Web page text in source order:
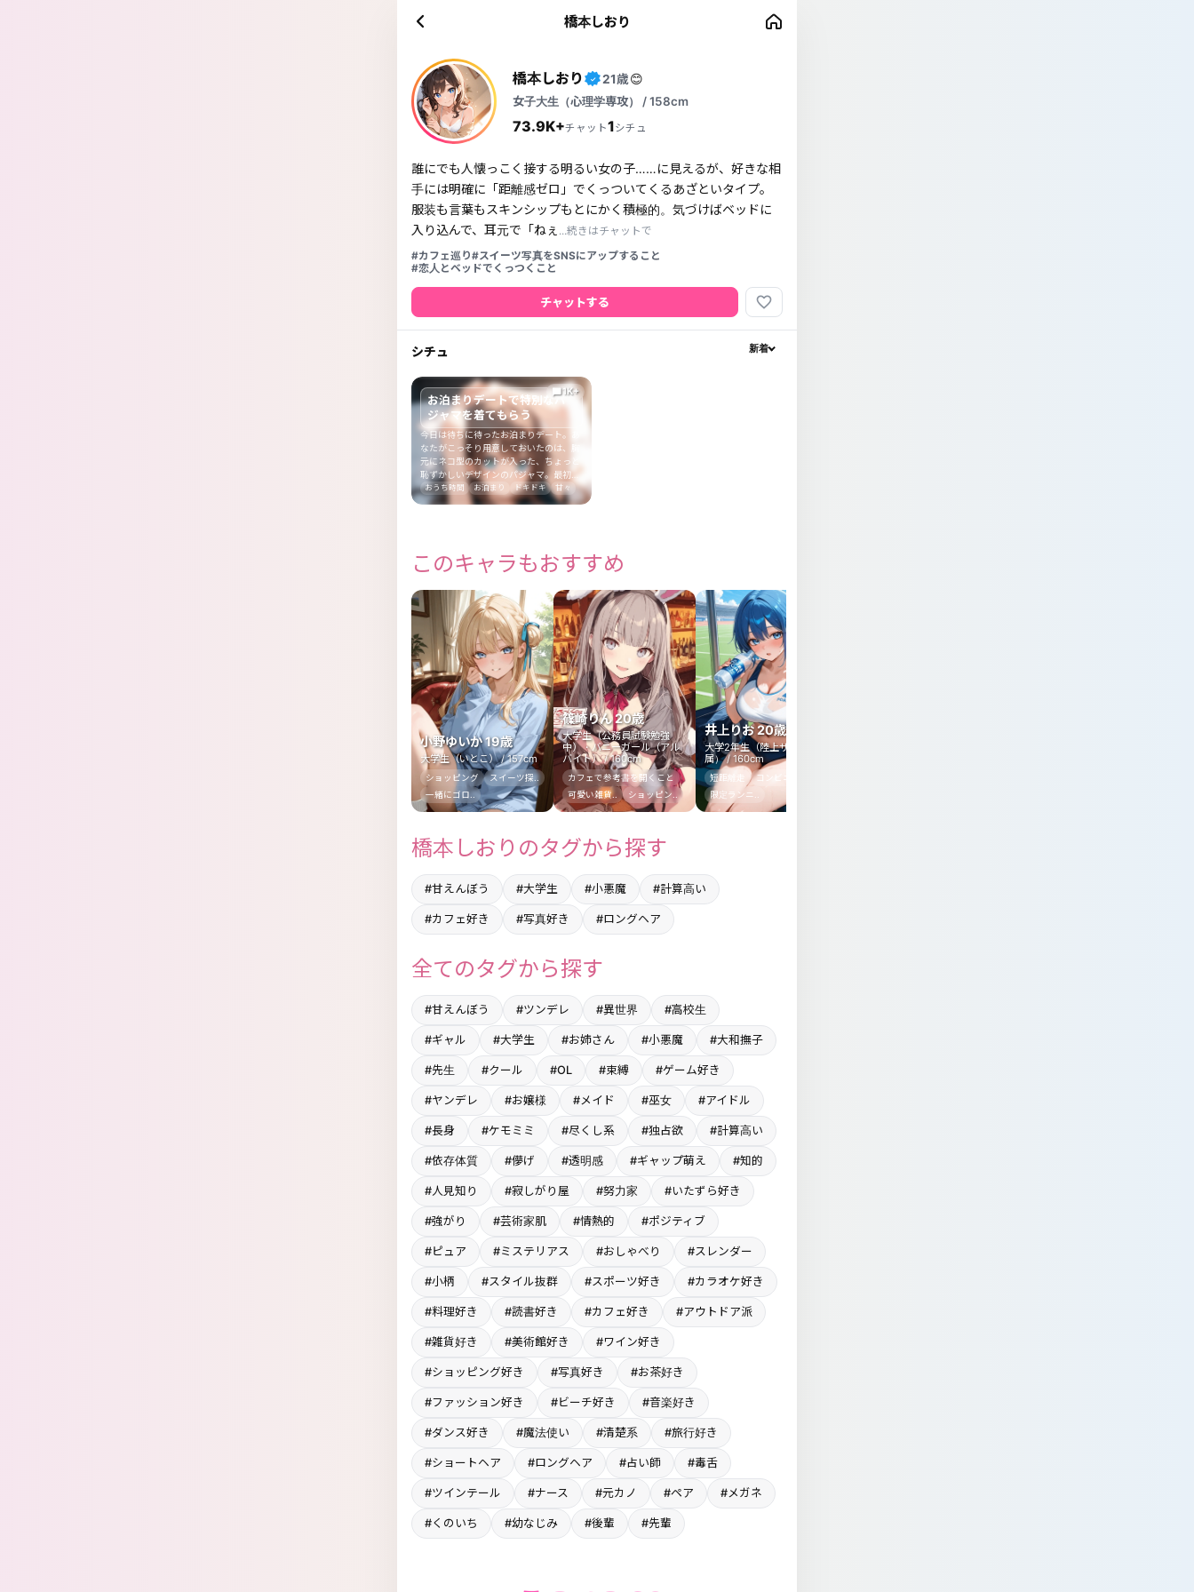
橋本しおり
橋本しおり ✓ 21歳😊
女子大生（心理学専攻） / 158cm
73.9K+チャット1シチュ
誰にでも人懐っこく接する明るい女の子……に見えるが、好きな相
手には明確に「距離感ゼロ」でくっついてくるあざといタイプ。
服装も言葉もスキンシップもとにかく積極的。気づけばベッドに
入り込んで、耳元で「ねぇ ...続きはチャットで
#カフェ巡り#スイーツ写真をSNSにアップすること
#恋人とベッドでくっつくこと
チャットする favorite_border
シチュ 新着
chat_bubble1K+
お泊まりデートで特別なパ
ジャマを着てもらう
今日は待ちに待ったお泊まりデート。あ
なたがこっそり用意しておいたのは、胸
元にネコ型のカットが入った、ちょっと
恥ずかしいデザインのパジャマ。最初は
「こんなの着られないよ！」と頬を赤く
していた彼女も、結局は着替えてベッド
おうち時間 お泊まり ドキドキ 甘々
このキャラもおすすめ
小野ゆいか 19歳
大学生（いとこ） / 157cm
ショッピング
スイーツ探..
一緒にゴロ..
篠崎りん 20歳
大学生（公務員試験勉強
中）・バニーガール（アル
バイト） / 160cm
カフェで参考書を開くこと
可愛い雑貨..
ショッピン..
井上りお 20歳
大学2年生（陸上サークル所
属） / 160cm
短距離走
コンビニス..
限定ランニ..
橋本しおりのタグから探す
#甘えんぼう #大学生 #小悪魔 #計算高い
#カフェ好き #写真好き #ロングヘア
全てのタグから探す
#甘えんぼう #ツンデレ #異世界 #高校生
#ギャル #大学生 #お姉さん #小悪魔 #大和撫子
#先生 #クール #OL #束縛 #ゲーム好き
#ヤンデレ #お嬢様 #メイド #巫女 #アイドル
#長身 #ケモミミ #尽くし系 #独占欲 #計算高い
#依存体質 #儚げ #透明感 #ギャップ萌え #知的
#人見知り #寂しがり屋 #努力家 #いたずら好き
#強がり #芸術家肌 #情熱的 #ポジティブ
#ピュア #ミステリアス #おしゃべり #スレンダー
#小柄 #スタイル抜群 #スポーツ好き #カラオケ好き
#料理好き #読書好き #カフェ好き #アウトドア派
#雑貨好き #美術館好き #ワイン好き
#ショッピング好き #写真好き #お茶好き
#ファッション好き #ビーチ好き #音楽好き
#ダンス好き #魔法使い #清楚系 #旅行好き
#ショートヘア #ロングヘア #占い師 #毒舌
#ツインテール #ナース #元カノ #ペア #メガネ
#くのいち #幼なじみ #後輩 #先輩